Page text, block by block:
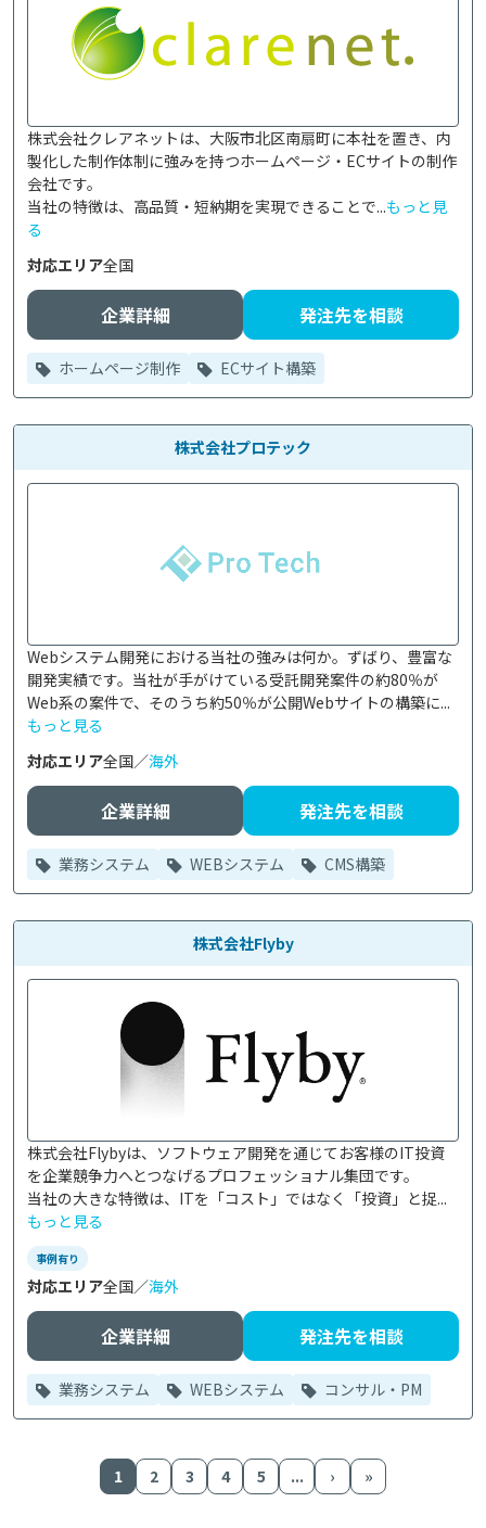
株式会社クレアネットは、大阪市北区南扇町に本社を置き、内
製化した制作体制に強みを持つホームページ・ECサイトの制作
会社です。
当社の特徴は、高品質・短納期を実現できることで...もっと見
る
対応エリア全国
企業詳細 発注先を相談
ホームページ制作 ECサイト構築
株式会社プロテック
Webシステム開発における当社の強みは何か。ずばり、豊富な
開発実績です。当社が手がけている受託開発案件の約80％が
Web系の案件で、そのうち約50％が公開Webサイトの構築に...
もっと見る
対応エリア全国／海外
企業詳細 発注先を相談
業務システム WEBシステム CMS構築
株式会社Flyby
株式会社Flybyは、ソフトウェア開発を通じてお客様のIT投資
を企業競争力へとつなげるプロフェッショナル集団です。
当社の大きな特徴は、ITを「コスト」ではなく「投資」と捉...
もっと見る
事例有り
対応エリア全国／海外
企業詳細 発注先を相談
業務システム WEBシステム コンサル・PM
1 2 3 4 5 ... › »